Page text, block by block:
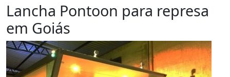
Lancha Pontoon para represa
em Goiás